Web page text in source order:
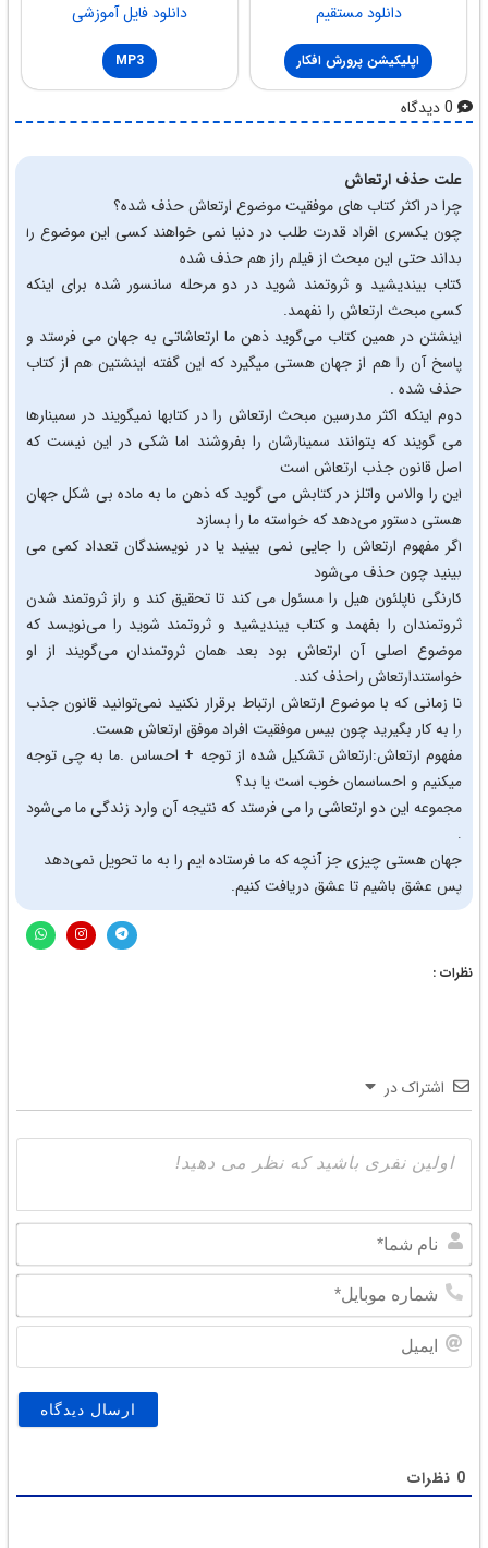
دانلود مستقیم
اپلیکیشن پرورش افکار
دانلود فایل آموزشی
MP3
علت حذف ارتعاش
چرا در اکثر کتاب های موفقیت موضوع ارتعاش حذف شده؟
چون یکسری افراد قدرت طلب در دنیا نمی خواهند کسی این موضوع را
بداند حتی این مبحث از فیلم راز هم حذف شده
کتاب بیندیشید و ثروتمند شوید در دو مرحله سانسور شده برای اینکه
کسی مبحث ارتعاش را نفهمد.
اینشتن در همین کتاب می‌گوید ذهن ما ارتعاشاتی به جهان می فرستد و
پاسخ آن را هم از جهان هستی میگیرد که این گفته اینشتین هم از کتاب
حذف شده .
دوم اینکه اکثر مدرسین مبحث ارتعاش را در کتابها نمیگویند در سمینارها
می گویند که بتوانند سمینارشان را بفروشند اما شکی در این نیست که
اصل قانون جذب ارتعاش است
این را والاس واتلز در کتابش می گوید که ذهن ما به ماده بی شکل جهان
هستی دستور می‌دهد که خواسته ما را بسازد
اگر مفهوم ارتعاش را جایی نمی بینید یا در نویسندگان تعداد کمی می
بینید چون حذف می‌شود
کارنگی ناپلئون هیل را مسئول می کند تا تحقیق کند و راز ثروتمند شدن
ثروتمندان را بفهمد و کتاب بیندیشید و ثروتمند شوید را می‌نویسد که
موضوع اصلی آن ارتعاش بود بعد همان ثروتمندان می‌گویند از او
خواستندارتعاش راحذف کند.
تا زمانی که با موضوع ارتعاش ارتباط برقرار نکنید نمی‌توانید قانون جذب
را به کار بگیرید چون بیس موفقیت افراد موفق ارتعاش هست.
مفهوم ارتعاش:ارتعاش تشکیل شده از توجه + احساس .ما به چی توجه
میکنیم و احساسمان خوب است یا بد؟
مجموعه این دو ارتعاشی را می فرستد که نتیجه آن وارد زندگی ما می‌شود
.
جهان هستی چیزی جز آنچه که ما فرستاده ایم را به ما تحویل نمی‌دهد
پس عشق باشیم تا عشق دریافت کنیم.
نظرات :
اشتراک در
0 نظرات